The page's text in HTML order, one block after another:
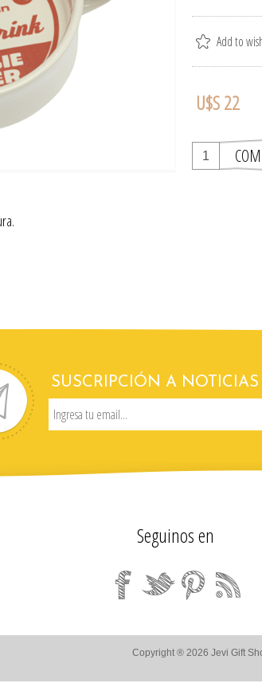
U$S 22
SUSCRIPCIÓN A NOTICIAS
Seguinos en
Copyright ® 2026 Jevi Gift